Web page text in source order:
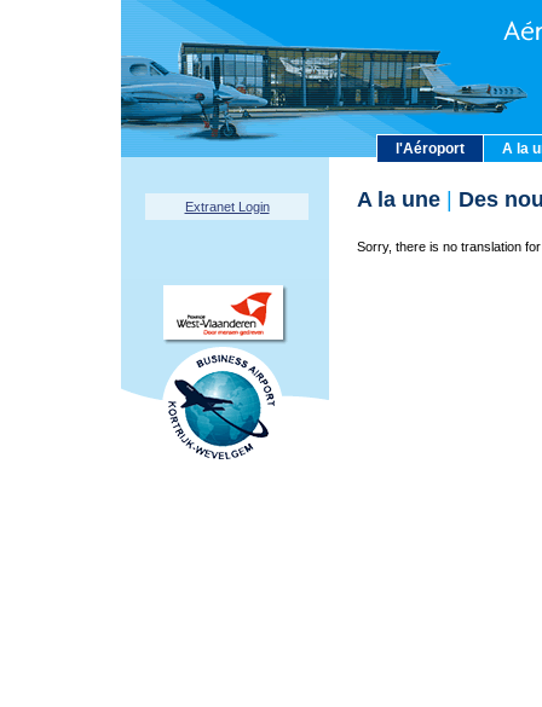
l'Aéroport A la
Extranet Login A la une Des
Sorry, there is no translation